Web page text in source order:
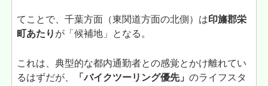
てことで、千葉方面（東関道方面の北側）は印旛郡栄
町あたり が「候補地」となる。
これは、典型的な都内通勤者との感覚とかけ離れてい
るはずだが、
「バイクツーリング優先」のライフスタ